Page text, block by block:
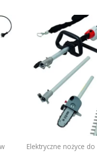
Elektryczne nożyce